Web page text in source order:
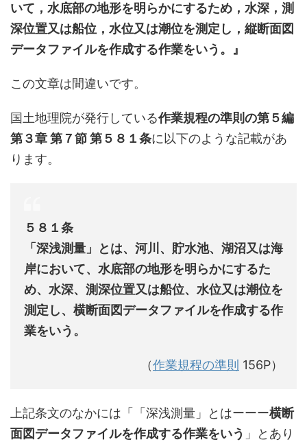
いて，水底部の地形を明らかにするため，水深，測
深位置又は船位，水位又は潮位を測定し，縦断面図
データファイルを作成する作業をいう。』
この文章は間違いです。
国土地理院が発行している作業規程の準則の第５編
第３章 第７節 第５８１条に以下のような記載があ
ります。
５８１条
「深浅測量」とは、河川、貯水池、湖沼又は海
岸において、水底部の地形を明らかにするた
め、水深、測深位置又は船位、水位又は潮位を
測定し、横断面図データファイルを作成する作
業をいう。
（作業規程の準則 156P）
上記条文のなかには「「深浅測量」とはーーー横断
面図データファイルを作成する作業をいう 」とあり